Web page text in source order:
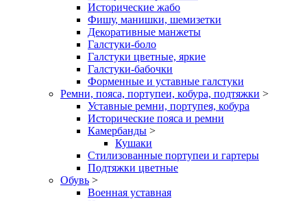
Исторические жабо
Фишу, манишки, шемизетки
Декоративные манжеты
Галстуки-боло
Галстуки цветные, яркие
Галстуки-бабочки
Форменные и уставные галстуки
Ремни, пояса, портупеи, кобура, подтяжки >
Уставные ремни, портупея, кобура
Исторические пояса и ремни
Камербанды >
Кушаки
Стилизованные портупеи и гартеры
Подтяжки цветные
Обувь >
Военная уставная